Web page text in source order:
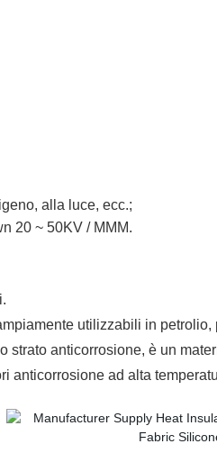
alla luce, ecc.;
20 ~ 50KV / MMM.
utilizzabili in petrolio,
anticorrosione, è un
anticorrosione ad alta